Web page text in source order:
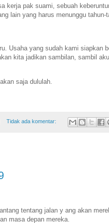
kerja pak suami, sebuah
lain yang harus menunggu tahun-
Usaha yang sudah kami siapkan
kita jadikan sambilan, sambil
saja dululah.
Tidak ada komentar:
tentang jalan y ang akan
masa depan mereka.